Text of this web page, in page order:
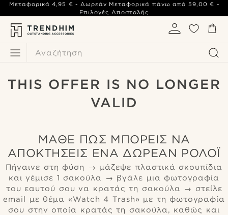
Αναζήτηση
Μεταφορικά 4,95 € - Δωρεάν Μεταφορικά πάνω από 59,00 € -
Επιλογές Αποστολής
THIS OFFER IS NO LONGER
VALID
ΜΆΘΕ ΠΏΣ ΜΠΟΡΕΊΣ ΝΑ
ΑΠΟΚΤΉΣΕΙΣ ΈΝΑ ΔΩΡΕΆΝ ΡΟΛΌΙ
Πήγαινε στη φύση → μάζεψε πλαστικά σκουπίδια
και γέμισε 1 σακούλα → βγάλε μια φωτογραφία
του εαυτού σου να κρατάς τη σακούλα → στείλε
email με θέμα «Watch 4 Trash» με τη φωτογραφία
σου στην οποία κρατάς τη σακούλα, καθώς και